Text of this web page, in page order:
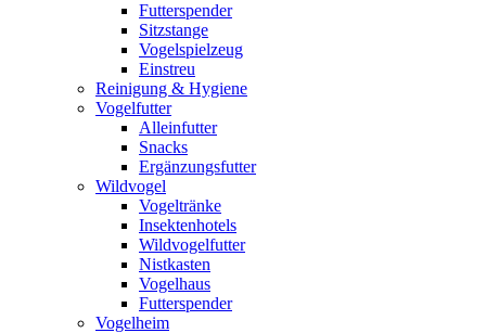
Futterspender
Sitzstange
Vogelspielzeug
Einstreu
Reinigung & Hygiene
Vogelfutter
Alleinfutter
Snacks
Ergänzungsfutter
Wildvogel
Vogeltränke
Insektenhotels
Wildvogelfutter
Nistkasten
Vogelhaus
Futterspender
Vogelheim